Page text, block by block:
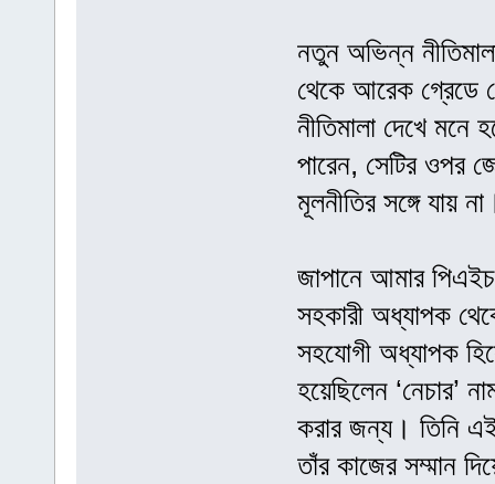
নতুন অভিন্ন
থেকে আরেক গ্রেডে
নীতিমালা দেখে মনে
পারেন, সেটির ওপর
মূলনীতির সঙ্গে যায়
জাপানে আমার
সহকারী অধ্যাপক
সহযোগী অধ্যাপক
হয়েছিলেন ‘নেচার’
করার জন্য। তিনি
তাঁর কাজের সম্মান